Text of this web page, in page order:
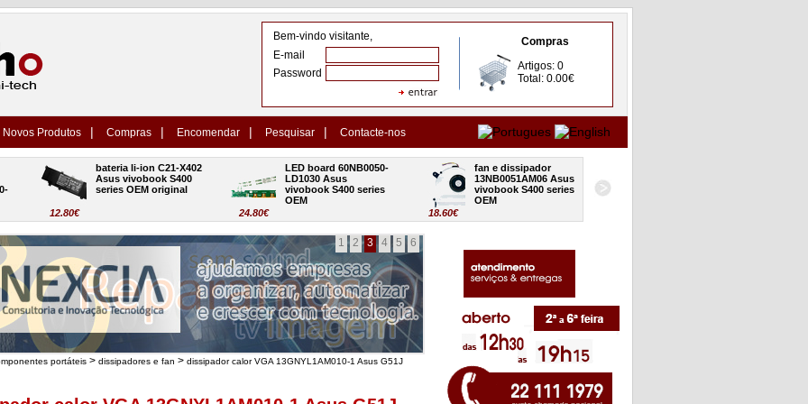
Bem-vindo visitante,
E-mail
Password
Compras
Artigos: 0
Total: 0.00€
Novos Produtos | Compras | Encomendar | Pesquisar | Contacte-nos
12.80€
bateria li-ion C21-X402
Asus vivobook S400
series OEM original
24.80€
LED board 60NB0050-
LD1030 Asus
vivobook S400 series
OEM
18.60€
fan e dissipador
13NB0051AM06 Asus
vivobook S400 series
OEM
1 2 3 4 5 6
portáteis > dissipadores e fan > dissipador calor VGA 13GNYL1AM010-1 Asus G51J